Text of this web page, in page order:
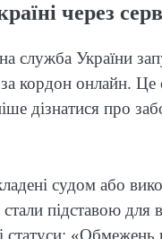
через
України
кордон онлайн.
дізнатися про
судом або
підставою для
статуси: